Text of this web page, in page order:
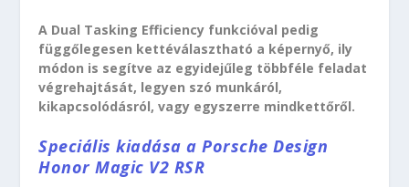
A Dual Tasking Efficiency funkcióval pedig
függőlegesen kettéválasztható a képernyő, ily
módon is segítve az egyidejűleg többféle feladat
végrehajtását, legyen szó munkáról,
kikapcsolódásról, vagy egyszerre mindkettőről.
Speciális kiadása a Porsche Design
Honor Magic V2 RSR